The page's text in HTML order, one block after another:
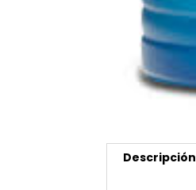
Descripción